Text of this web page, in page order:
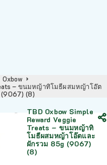
Oxbow
– ขนมหญ้าทิโมธีผสมหญ้าโอ๊ต
(9067) (8)
TBD Oxbow Simple
Reward Veggie
Treats – ขนมหญ้าทิ
โมธีผสมหญ้าโอ๊ตและ
ผักรวม 85g (9067)
(8)